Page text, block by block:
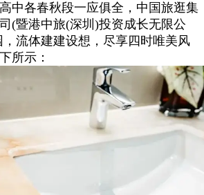
中各春秋段一应俱全，中国旅逛集
(暨港中旅(深圳)投资成长无限公
流体建建设想，尽享四时唯美风
所示：